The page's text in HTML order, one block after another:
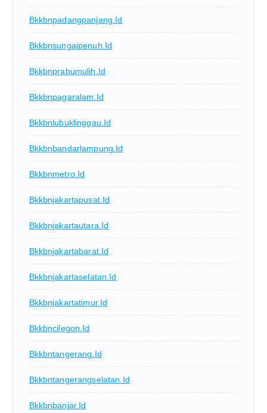
Bkkbnpadangpanjang.id
Bkkbnsungaipenuh.id
Bkkbnprabumulih.id
Bkkbnpagaralam.id
Bkkbnlubuklinggau.id
Bkkbnbandarlampung.id
Bkkbnmetro.id
Bkkbnjakartapusat.id
Bkkbnjakartautara.id
Bkkbnjakartabarat.id
Bkkbnjakartaselatan.id
Bkkbnjakartatimur.id
Bkkbncilegon.id
Bkkbntangerang.id
Bkkbntangerangselatan.id
Bkkbnbanjar.id